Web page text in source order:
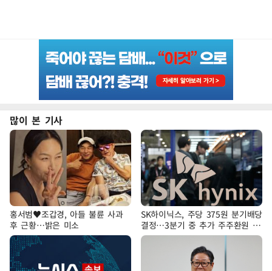
많이 본 기사
홍서범♥조갑경, 아들 불륜 사과
후 근황…밝은 미소
SK하이닉스, 주당 375원 분기배당
결정…3분기 중 추가 주주환원 발
표